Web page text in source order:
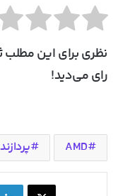
نظری برای این
رای می‌دید!
AMD
X